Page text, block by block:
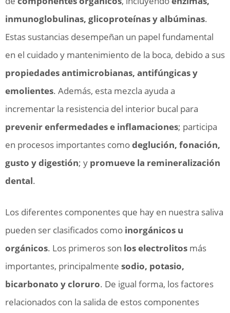
inmunoglobulinas, glicoproteínas y albúminas.
Estas sustancias desempeñan un papel fundamental
en el cuidado y mantenimiento de la boca, debido a sus
propiedades antimicrobianas, antifúngicas y
emolientes. Además, esta mezcla ayuda a
incrementar la resistencia del interior bucal para
prevenir enfermedades e inflamaciones; participa
en procesos importantes comodeglución, fonación,
gusto y digestión; y promueve la remineralización
dental.
Los diferentes componentes que hay en nuestra saliva
pueden ser clasificados como inorgánicos u
orgánicos. Los primeros son los electrolitos más
importantes, principalmente sodio, potasio,
bicarbonato y cloruro. De igual forma, los factores
relacionados con la salida de estos componentes